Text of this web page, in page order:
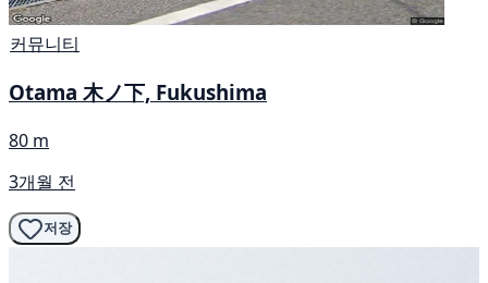
커뮤니티
Otama 木ノ下, Fukushima
80 m
3개월 전
저장